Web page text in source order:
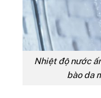
Nhiệt độ nước
bào da